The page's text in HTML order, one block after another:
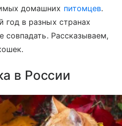
домашних питомцев.
в разных странах
совпадать. Рассказываем,
в России